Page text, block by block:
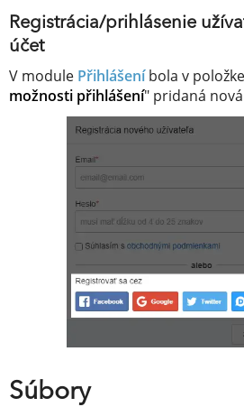
Registrácia/prihlásenie
účet
V module Přihlášeníbola v
možnosti přihlášení" pridaná
Súbory